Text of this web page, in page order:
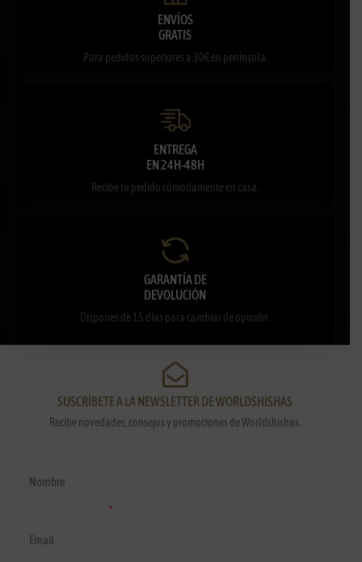
ENVÍOS
GRATIS
Para pedidos superiores a 30€ en península.
ENTREGA
EN 24H-48H
Recibe tu pedido cómodamente en casa.
GARANTÍA DE
DEVOLUCIÓN
Dispones de 15 días para cambiar de opinión.
SUSCRÍBETE A LA NEWSLETTER DE WORLDSHISHAS
Recibe novedades, consejos y promociones de Worldshishas.